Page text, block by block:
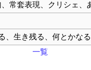
常套表現、クリシェ、
、生き残る、何とかなる
一覧